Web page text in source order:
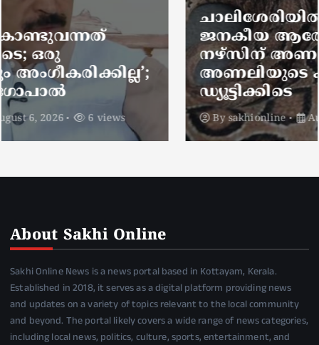
ചാലിശേരിയില്‍ സര്‍ക്കാര്‍
ജനകീയ ആരോഗ്യകേന്ദ്രത്തില്‍
നഴ്സിന് അണലിയുടെ കടിയേറ്റു;
അണലിയുടെ കടിയേറ്റത്
ഡ്യൂട്ടിക്കിടെ
Bysakhionline August 6, 2026 5 views
About Sakhi Online
Sakhi Online News is a news portal based in Kottayam, Kerala.
Established in 2018, it serves as a digital platform providing news
and updates on a variety of topics relevant to the local community
and beyond. The portal likely covers a wide range of news categories,
including local news, politics, culture, sports, entertainment, and